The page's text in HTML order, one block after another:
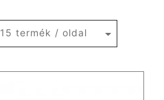
15 termék / oldal